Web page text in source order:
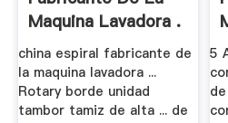
Maquina Lavadora .
china espiral fabricante de
la maquina lavadora ...
Rotary borde unidad
tambor tamiz de alta ... de
5